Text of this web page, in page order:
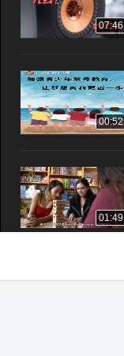
07:46
00:52
01:49